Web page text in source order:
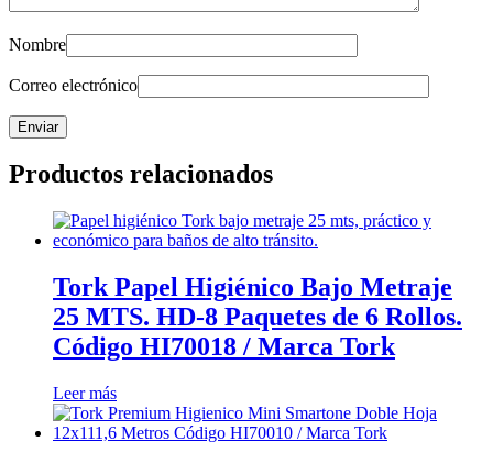
Nombre
Correo electrónico
Productos relacionados
Tork Papel Higiénico Bajo Metraje
25 MTS. HD-8 Paquetes de 6 Rollos.
Código HI70018 / Marca Tork
Leer más